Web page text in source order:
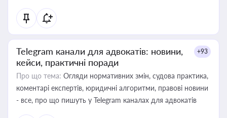
Telegram канали для адвокатів: новини,
кейси, практичні поради
+93
Про що тема: Огляди нормативних змін, судова практика,
коментарі експертів, юридичні алгоритми, правові новини
- все, про що пишуть у Telegram каналах для адвокатів